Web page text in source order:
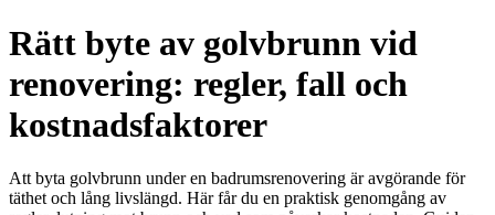
Rätt byte av golvbrunn vid
renovering: regler, fall och
kostnadsfaktorer
Att byta golvbrunn under en badrumsrenovering är avgörande för
täthet och lång livslängd. Här får du en praktisk genomgång av